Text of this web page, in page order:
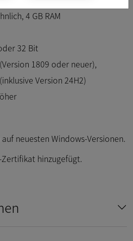
4 GB RAM
32 Bit
1809 oder neuer),
Version 24H2)
neuesten Windows-Versionen.
hinzugefügt.